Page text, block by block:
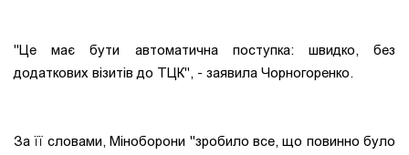
"Це має бути автоматична поступка: швидко, без
додаткових візитів до ТЦК", - заявила Чорногоренко.
За її словами, Міноборони "зробило все, що повинно було